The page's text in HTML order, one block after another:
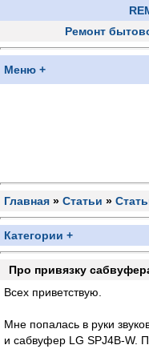
Ремонт
Меню +
Главная » Статьи »
Категории +
Про привязку
Всех приветствую.
Мне попалась в руки
и сабвуфер LG SPJ4B-W.